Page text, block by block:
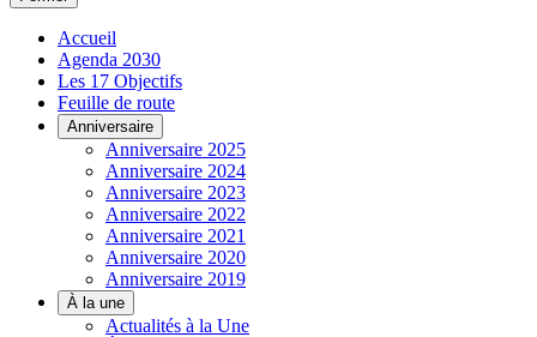
Accueil
Agenda 2030
Les 17 Objectifs
Feuille de route
Anniversaire
Anniversaire 2025
Anniversaire 2024
Anniversaire 2023
Anniversaire 2022
Anniversaire 2021
Anniversaire 2020
Anniversaire 2019
À la une
Actualités à la Une